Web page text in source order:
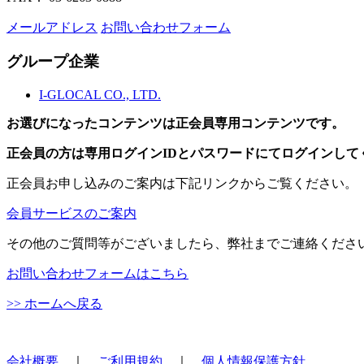
メールアドレス お問い合わせフォーム
グループ企業
I-GLOCAL CO., LTD.
お選びになったコンテンツは正会員専用コンテンツです。
正会員の方は専用ログインIDとパスワードにてログインして
正会員お申し込みのご案内は下記リンクからご覧ください。
会員サービスのご案内
その他のご質問等がございましたら、弊社までご連絡くださ
お問い合わせフォームはこちら
>> ホームへ戻る